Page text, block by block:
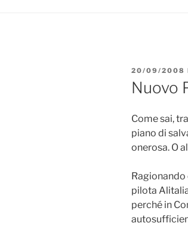
PUBBLICATO
IL
20/09/2008
Nuovo
Come sai,
piano di
onerosa. O
pilota
perché in